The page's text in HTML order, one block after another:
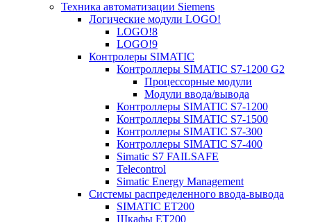
Техника автоматизации Siemens
Логические модули LOGO!
LOGO!8
LOGO!9
Контролеры SIMATIC
Контроллеры SIMATIC S7-1200 G2
Процессорные модули
Модули ввода/вывода
Контроллеры SIMATIC S7-1200
Контроллеры SIMATIC S7-1500
Контроллеры SIMATIC S7-300
Контроллеры SIMATIC S7-400
Simatic S7 FAILSAFE
Telecontrol
Simatic Energy Management
Системы распределенного ввода-вывода
SIMATIC ET200
Шкафы ET200